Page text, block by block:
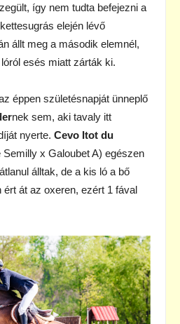
így nem tudta befejezni a
elején lévő
állt meg a második elemnél,
esés miatt zárták ki.
éppen születésnapját ünneplő
nek sem, aki tavaly itt
nyerte. Cevo Itot du
Semilly x Galoubet A) egészen
álltak, de a kis ló a bő
át az oxeren, ezért 1 fával